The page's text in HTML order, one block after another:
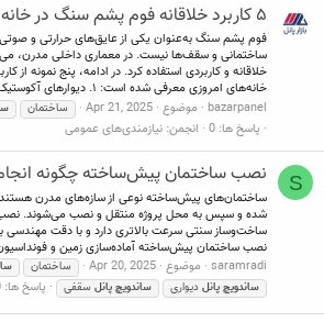
۵ کاربرد خلاقانه فوم پشم سنگ در خانه‌های مدرن
فوم پشم سنگ به‌عنوان یکی از عایق‌های حرارتی و صوتی
ساختمانی و سقف‌ها نیست. در معماری داخلی مدرن،
خلاقانه و کاربردی استفاده کرد. در ادامه، پنج نمونه از
خانه‌های امروزی معرفی شده است: ۱. دیوارهای آکوستیک...
bazarpanel موضوع Apr 21, 2025 ساختمان
پاسخ ها: 0 انجمن: نیازمندی‌های عمومی
S نصب ساختمان پیش‌ساخته چگونه
ساختمان‌های پیش‌ساخته نوعی از سازه‌های مدرن هستند
شده و سپس به محل پروژه منتقل و نصب می‌شوند.
ساخت‌وساز سنتی سرعت بالاتری دارد و با دقت
نصب ساختمان پیش‌ساخته آماده‌سازی زمین و
saramradi موضوع Apr 20, 2025 ساختمان
ساندویچ پانل دیواری ساندویچ پانل سقفی پاسخ ها: 0